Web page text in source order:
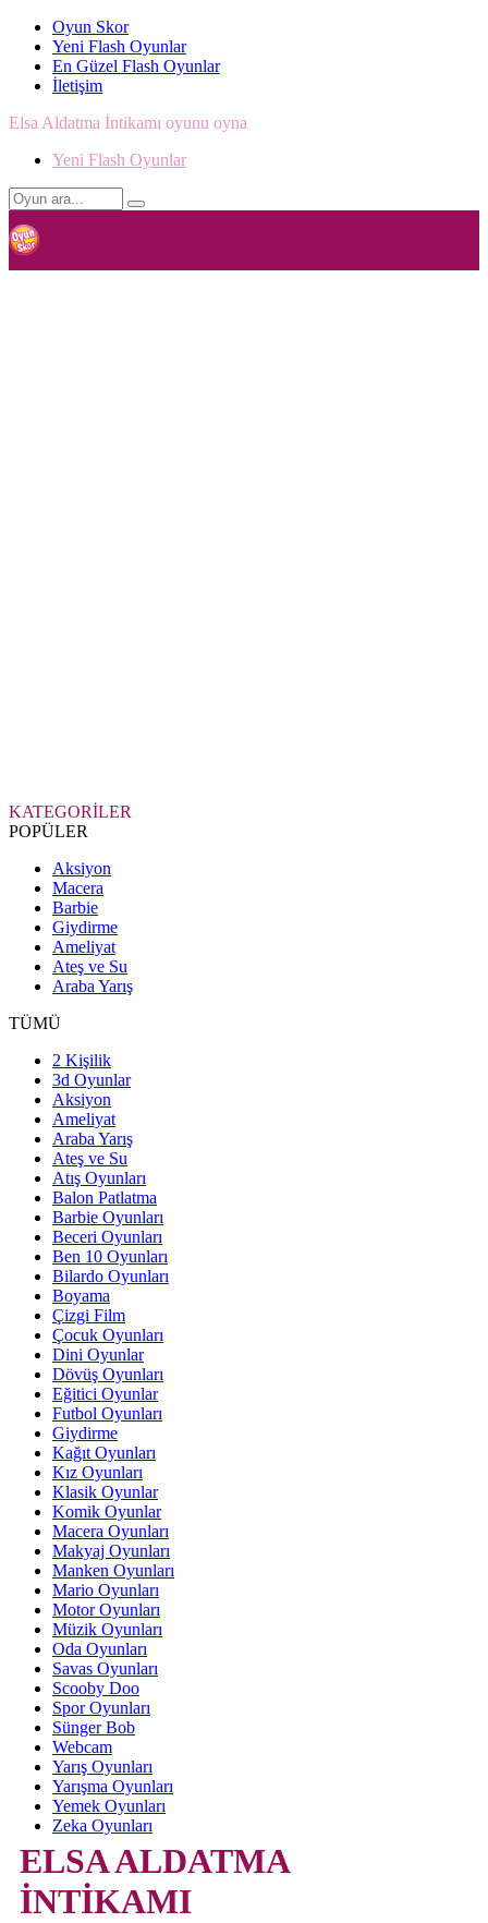
Oyun Skor
Yeni Flash Oyunlar
En Güzel Flash Oyunlar
İletişim
Elsa Aldatma İntikamı oyunu oyna
Yeni Flash Oyunlar
KATEGORİLER
POPÜLER
Aksiyon
Macera
Barbie
Giydirme
Ameliyat
Ateş ve Su
Araba Yarış
TÜMÜ
2 Kişilik
3d Oyunlar
Aksiyon
Ameliyat
Araba Yarış
Ateş ve Su
Atış Oyunları
Balon Patlatma
Barbie Oyunları
Beceri Oyunları
Ben 10 Oyunları
Bilardo Oyunları
Boyama
Çizgi Film
Çocuk Oyunları
Dini Oyunlar
Dövüş Oyunları
Eğitici Oyunlar
Futbol Oyunları
Giydirme
Kağıt Oyunları
Kız Oyunları
Klasik Oyunlar
Komik Oyunlar
Macera Oyunları
Makyaj Oyunları
Manken Oyunları
Mario Oyunları
Motor Oyunları
Müzik Oyunları
Oda Oyunları
Savas Oyunları
Scooby Doo
Spor Oyunları
Sünger Bob
Webcam
Yarış Oyunları
Yarışma Oyunları
Yemek Oyunları
Zeka Oyunları
ELSA ALDATMA
İNTİKAMI